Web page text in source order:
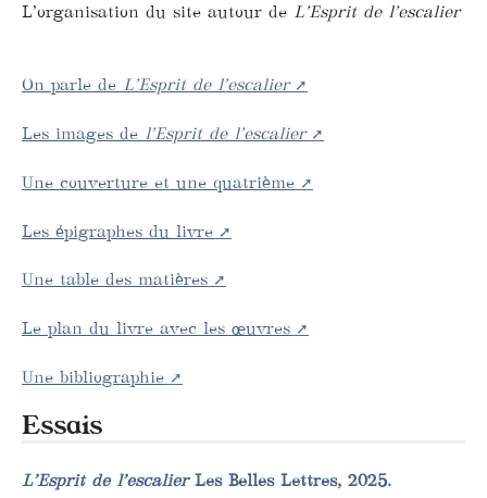
L’organisation du site autour de L’Esprit de l’escalier
On parle de L’Esprit de l’escalier
Les images de l’Esprit de l’escalier
Une couverture et une quatrième
Les épigraphes du livre
Une table des matières
Le plan du livre avec les œuvres
Une bibliographie
Essais
L’Esprit de l’escalierLes Belles Lettres, 2025.